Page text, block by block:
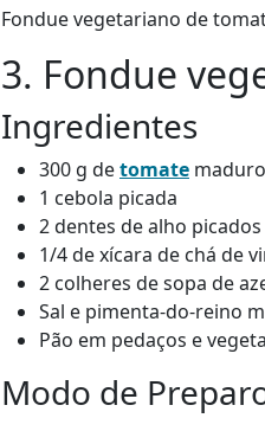
Fondue vegetariano de
3. Fondue
Ingredientes
300 g detomate
1 cebola picada
2 dentes de alho picados
1/4 de xícara de chá de
2 colheres de sopa de
Sal e pimenta-do-reino
Pão em pedaços e
Modo de